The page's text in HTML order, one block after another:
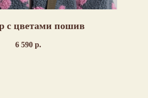
с цветами пошив
6 590 р.